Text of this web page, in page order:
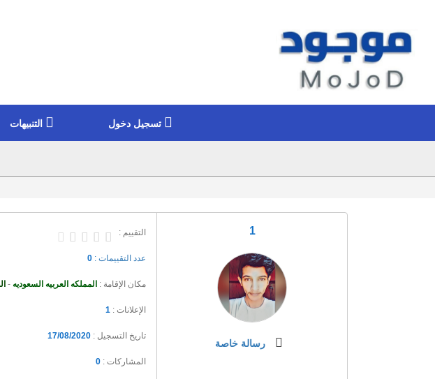
تسجيل دخول التنبيهات
1
رسالة خاصة
التقييم :
عدد التقييمات : 0
مكان الإقامة : المملكه العربيه السعوديه -
الإعلانات : 1
تاريخ التسجيل : 17/08/2020
المشاركات : 0